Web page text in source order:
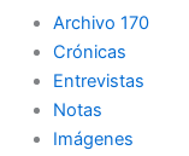
Archivo 170
Crónicas
Entrevistas
Notas
Imágenes